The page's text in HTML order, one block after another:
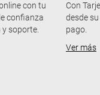
con tu
confianza
soporte.
Con
desde
pago.
Ver más